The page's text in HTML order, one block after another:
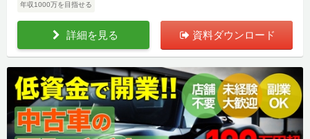
年収1000万を目指せる
詳細を見る 資料ダウンロード